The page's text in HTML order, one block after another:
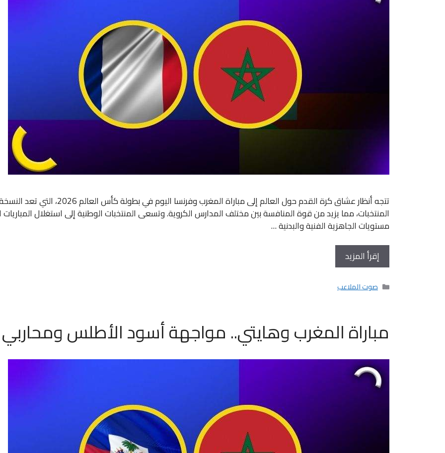
تتجه أنظار عشاق كرة القدم حول العالم
المنتخبات، مما يزيد من قوة المنافسة بين مختلف المدارس الكروية. وتسعى المنتخبات الوطنية إلى استغلال
مستويات الجاهزية الفنية والبدنية …
إقرأ المزيد
التصنيفات
صوت الملاعب
مباراة المغرب وهايتي.. مواجهة أسود الأطلس ومحاربي